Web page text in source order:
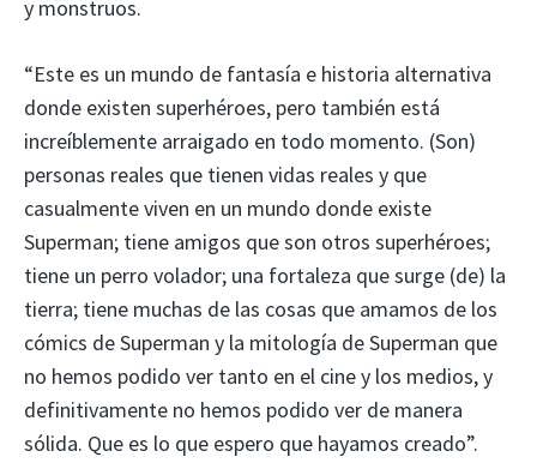
y monstruos.
“Este es un mundo de fantasía e historia alternativa
donde existen superhéroes, pero también está
increíblemente arraigado en todo momento. (Son)
personas reales que tienen vidas reales y que
casualmente viven en un mundo donde existe
Superman; tiene amigos que son otros superhéroes;
tiene un perro volador; una fortaleza que surge (de) la
tierra; tiene muchas de las cosas que amamos de los
cómics de Superman y la mitología de Superman que
no hemos podido ver tanto en el cine y los medios, y
definitivamente no hemos podido ver de manera
sólida. Que es lo que espero que hayamos creado”.